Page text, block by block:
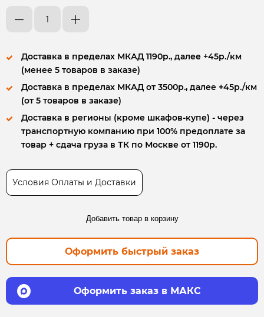
Доставка в пределах МКАД 1190р., далее +45р./км
(менее 5 товаров в заказе)
Доставка в пределах МКАД от 3500р., далее +45р./км
(от 5 товаров в заказе)
Доставка в регионы (кроме шкафов-купе) - через
транспортную компанию при 100% предоплате за
товар + сдача груза в ТК по Москве от 1190р.
Условия Оплаты и Доставки
Добавить товар в корзину
Оформить быстрый заказ
Оформить заказ в МАКС